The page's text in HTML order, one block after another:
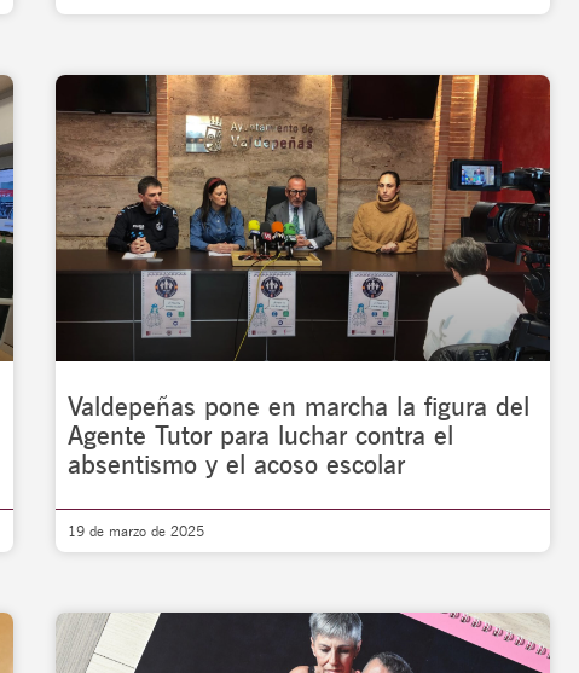
Valdepeñas pone en marcha la figura del
Agente Tutor para luchar contra el
absentismo y el acoso escolar
19 de marzo de 2025